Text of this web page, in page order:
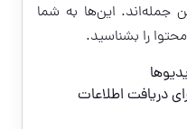
جمله‌اند. این‌ها به شما
را بشناسید.
دریافت اطلاعات